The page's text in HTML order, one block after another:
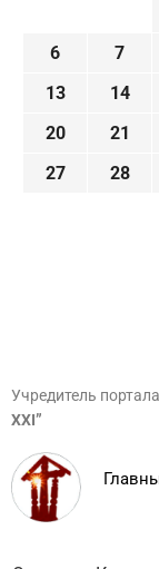
6
7
13
14
20
21
27
28
Учредитель
XXI”